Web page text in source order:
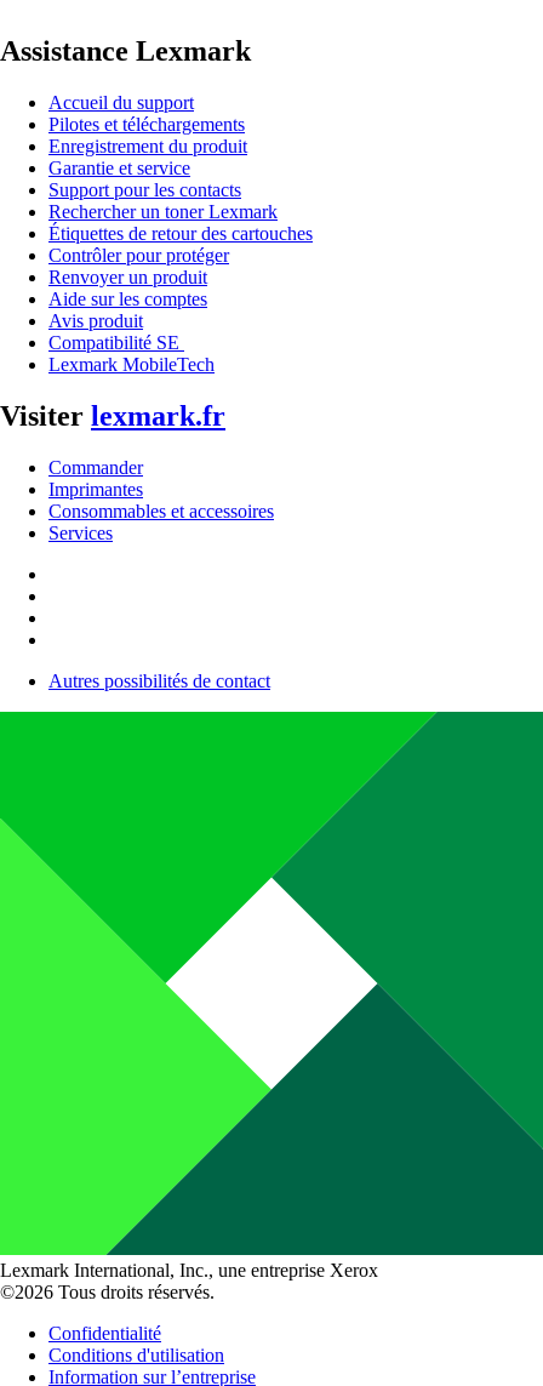
Assistance Lexmark
Accueil du support
Pilotes et téléchargements
Enregistrement du produit
Garantie et service
Support pour les contacts
Rechercher un toner Lexmark
Étiquettes de retour des cartouches
Contrôler pour protéger
Renvoyer un produit
Aide sur les comptes
Avis produit
Compatibilité SE
Lexmark MobileTech
Visiter lexmark.fr
Commander
Imprimantes
Consommables et accessoires
Services
Autres possibilités de contact
Lexmark International, Inc., une entreprise Xerox
©2026 Tous droits réservés.
Confidentialité
Conditions d'utilisation
Information sur l’entreprise